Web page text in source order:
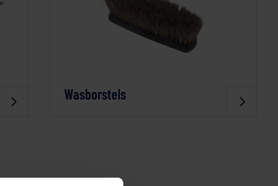
Wasborstels